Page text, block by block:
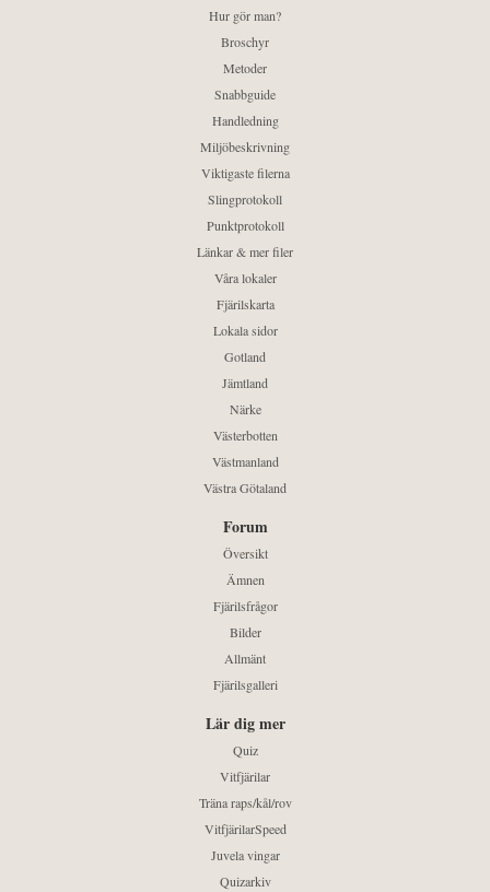
Hur gör man?
Broschyr
Metoder
Snabbguide
Handledning
Miljöbeskrivning
Viktigaste filerna
Slingprotokoll
Punktprotokoll
Länkar & mer filer
Våra lokaler
Fjärilskarta
Lokala sidor
Gotland
Jämtland
Närke
Västerbotten
Västmanland
Västra Götaland
Forum
Översikt
Ämnen
Fjärilsfrågor
Bilder
Allmänt
Fjärilsgalleri
Lär dig mer
Quiz
Vitfjärilar
Träna raps/kål/rov
VitfjärilarSpeed
Juvela vingar
Quizarkiv